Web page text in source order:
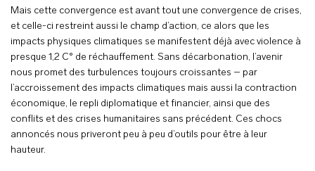
Mais cette convergence est avant tout une convergence de crises,
et celle-ci restreint aussi le champ d’action, ce alors que les
impacts physiques climatiques se manifestent déjà avec violence à
presque 1,2 C° de réchauffement. Sans décarbonation, l’avenir
nous promet des turbulences toujours croissantes – par
l’accroissement des impacts climatiques mais aussi la contraction
économique, le repli diplomatique et financier, ainsi que des
conflits et des crises humanitaires sans précédent. Ces chocs
annoncés nous priveront peu à peu d’outils pour être à leur
hauteur.